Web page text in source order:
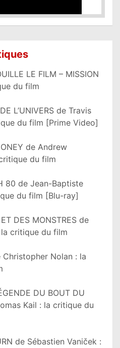
LE FILM – MISSION
du film
L’UNIVERS de Travis
du film [Prime Video]
de Andrew
du film
80 de Jean-Baptiste
du film [Blu-ray]
DES MONSTRES de
critique du film
Christopher Nolan : la
DU BOUT DU
Kail : la critique du
de Sébastien Vaniček :